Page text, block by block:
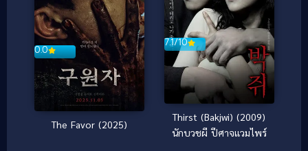
0.0
The Favor (2025)
7.1/10
Thirst (Bakjwi) (2009)
นักบวชผี ปีศาจแวมไพร์